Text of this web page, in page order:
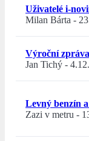
Uživatelé i-
Milan Bárta -
Výroční
Jan Tichý -
Levný benzín
Zazi v metru -